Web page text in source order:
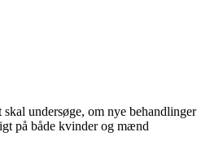
undersøge, om nye behandlinger
på både kvinder og mænd